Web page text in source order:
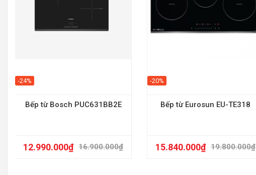
-24%
Bếp từ Bosch PUC631BB2E
16.900.000₫
12.990.000₫
-20%
Bếp từ Eurosun EU-TE318
19.800.000₫
15.840.000₫